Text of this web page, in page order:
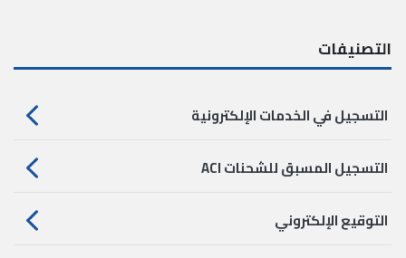
التصنيفات
التسجيل في الخدمات الإلكترونية
التسجيل المسبق للشحنات ACI
التوقيع الإلكتروني